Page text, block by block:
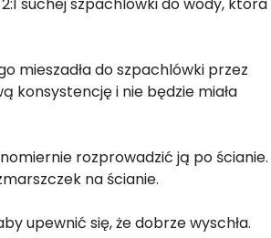
suchej szpachlówki do wody, która
mieszadła do szpachlówki przez
konsystencję i nie będzie miała
rozprowadzić ją po ścianie.
na ścianie.
upewnić się, że dobrze wyschła.